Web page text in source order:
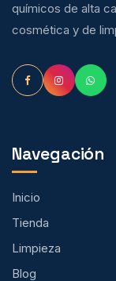
químicos de alta
cosmética y de
Navegación
Inicio
Tienda
Limpieza
Blog